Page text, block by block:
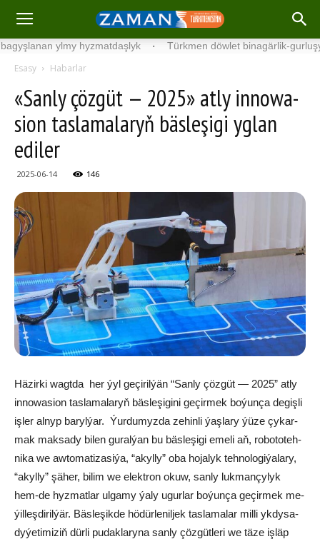
ylmy hyzmatdaşlyk · Türkmen döwlet binagärlik-gurluşyk
Esasy Habarlar
«San­ly çöz­güt — 2025» at­ly in­no­wa­
sion tas­la­ma­la­ryň bäs­le­şi­gi­ yg­lan
ediler
2025-06-14 146
Häzirki wagtda her ýyl ge­çi­ril­ýän “San­ly çöz­güt — 2025” at­ly
in­no­wa­sion tas­la­ma­la­ryň bäs­le­şi­gi­ni ge­çir­mek bo­ýun­ça degişli
işler al­nyp ba­ryl­ýar. Ýur­du­myz­da ze­hin­li ýaş­la­ry ýü­ze çy­kar­
mak mak­sa­dy bi­len gu­ral­ýan bu bäs­le­şi­gi eme­li aň, ro­bo­to­teh­
ni­ka we aw­to­ma­ti­za­si­ýa, “akyl­ly” oba ho­ja­lyk teh­no­lo­gi­ýa­la­ry,
“akyl­ly” şä­her, bi­lim we elekt­ron okuw, san­ly luk­man­çy­lyk
hem-de hyz­mat­lar ul­ga­my ýa­ly ugur­lar bo­ýun­ça ge­çir­mek me­
ýil­leş­di­ril­ýär. Bäs­le­şik­de hö­dür­le­nil­jek tas­la­ma­lar mil­li yk­dy­sa­
dy­ýe­ti­mi­ziň dür­li pu­dak­la­ry­na san­ly çöz­güt­le­ri we tä­ze iş­läp